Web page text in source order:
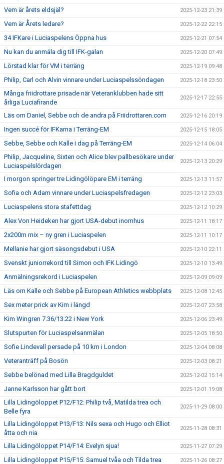
Vem är årets eldsjäl? 2025-12-23 21:39
Vem är Årets ledare? 2025-12-22 22:15
34 IFKare i Luciaspelens Öppna hus 2025-12-21 07:54
Nu kan du anmäla dig till IFK-galan 2025-12-20 07:49
Lörstad klar för VM i terräng 2025-12-19 09:48
Philip, Carl och Alvin vinnare under Luciaspelssöndagen 2025-12-18 23:50
Många friidrottare prisade när Veteranklubben hade sitt
årliga Luciafirande
2025-12-17 22:55
Läs om Daniel, Sebbe och de andra på Friidrottaren.com 2025-12-16 20:19
Ingen succé för IFKarna i Terräng-EM 2025-12-15 18:05
Sebbe, Sebbe och Kalle i dag på Terräng-EM 2025-12-14 06:04
Philip, Jacqueline, Sixten och Alice blev pallbesökare under
Luciaspelslördagen
2025-12-13 20:29
I morgon springer tre Lidingölöpare EM i terräng 2025-12-13 11:57
Sofia och Adam vinnare under Luciaspelsfredagen 2025-12-12 23:03
Luciaspelens stora stafettdag 2025-12-12 10:29
Alex Von Heideken har gjort USA-debut inomhus 2025-12-11 18:17
2x200m mix – ny gren i Luciaspelen 2025-12-11 10:17
Mellanie har gjort säsongsdebut i USA 2025-12-10 22:11
Svenskt juniorrekord till Simon och IFK Lidingö 2025-12-10 13:49
Anmälningsrekord i Luciaspelen 2025-12-09 09:09
Läs om Kalle och Sebbe på European Athletics webbplats 2025-12-08 12:45
Sex meter prick av Kim i längd 2025-12-07 23:58
Kim Wingren 7.36/13.22 i New York 2025-12-06 23:49
Slutspurten för Luciaspelsanmälan 2025-12-05 18:50
Sofie Lindevall persade på 10 km i London 2025-12-04 08:08
Veteranträff på Bosön 2025-12-03 08:21
Sebbe belönad med Lilla Bragdguldet 2025-12-02 15:14
Janne Karlsson har gått bort 2025-12-01 19:08
Lilla Lidingöloppet P12/F12: Philip två, Matilda trea och
Belle fyra
2025-11-29 08:00
Lilla Lidingöloppet P13/F13: Nils sexa och Hugo och Elliot
åtta och nia
2025-11-28 08:31
Lilla Lidingöloppet P14/F14: Evelyn sjua! 2025-11-27 07:29
Lilla Lidingöloppet P15/F15: Samuel tvåa och Tilda trea 2025-11-26 08:27